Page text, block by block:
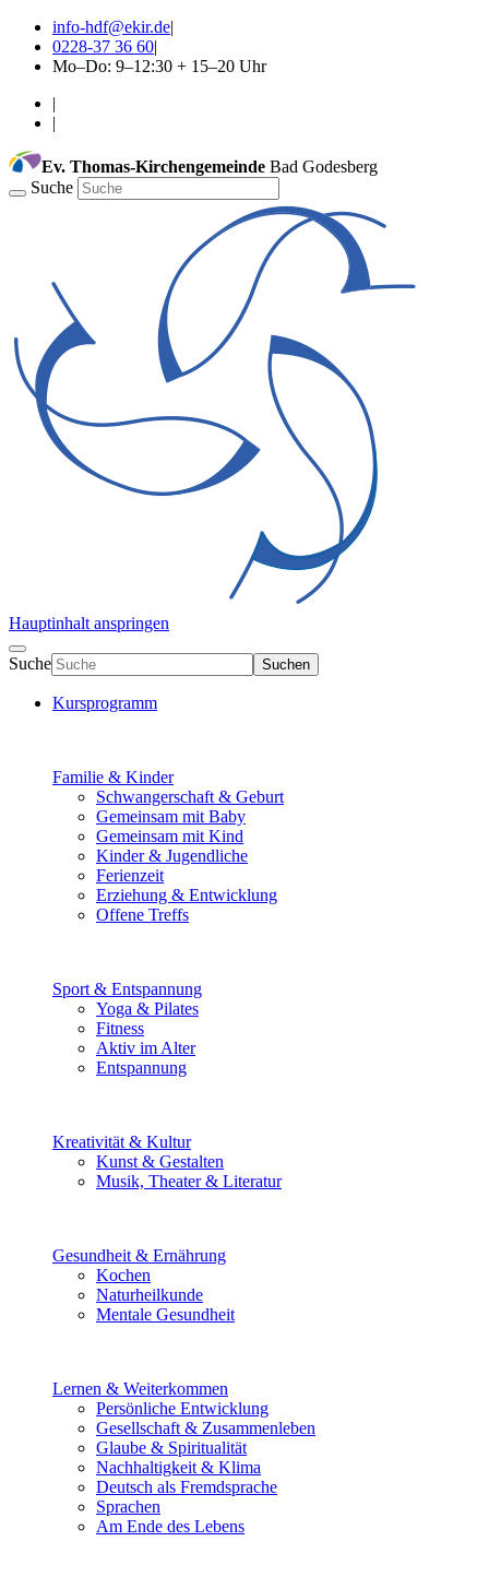
info-hdf@ekir.de|
0228-37 36 60|
Mo–Do: 9–12:30 + 15–20 Uhr
|
|
Ev. Thomas-Kirchengemeinde Bad Godesberg
Suche
Hauptinhalt anspringen
Suche Suchen
Kursprogramm
Familie & Kinder
Schwangerschaft & Geburt
Gemeinsam mit Baby
Gemeinsam mit Kind
Kinder & Jugendliche
Ferienzeit
Erziehung & Entwicklung
Offene Treffs
Sport & Entspannung
Yoga & Pilates
Fitness
Aktiv im Alter
Entspannung
Kreativität & Kultur
Kunst & Gestalten
Musik, Theater & Literatur
Gesundheit & Ernährung
Kochen
Naturheilkunde
Mentale Gesundheit
Lernen & Weiterkommen
Persönliche Entwicklung
Gesellschaft & Zusammenleben
Glaube & Spiritualität
Nachhaltigkeit & Klima
Deutsch als Fremdsprache
Sprachen
Am Ende des Lebens